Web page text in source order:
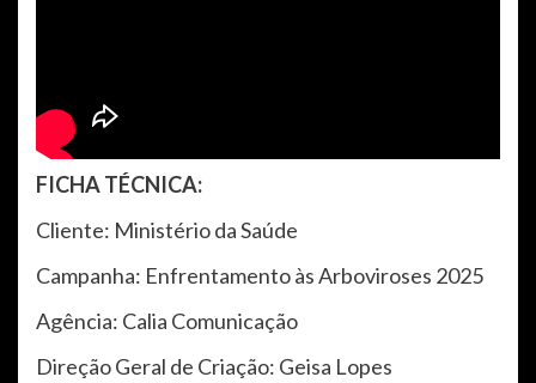
FICHA TÉCNICA:
Cliente: Ministério da Saúde
Campanha: Enfrentamento às Arboviroses 2025
Agência: Calia Comunicação
Direção Geral de Criação: Geisa Lopes